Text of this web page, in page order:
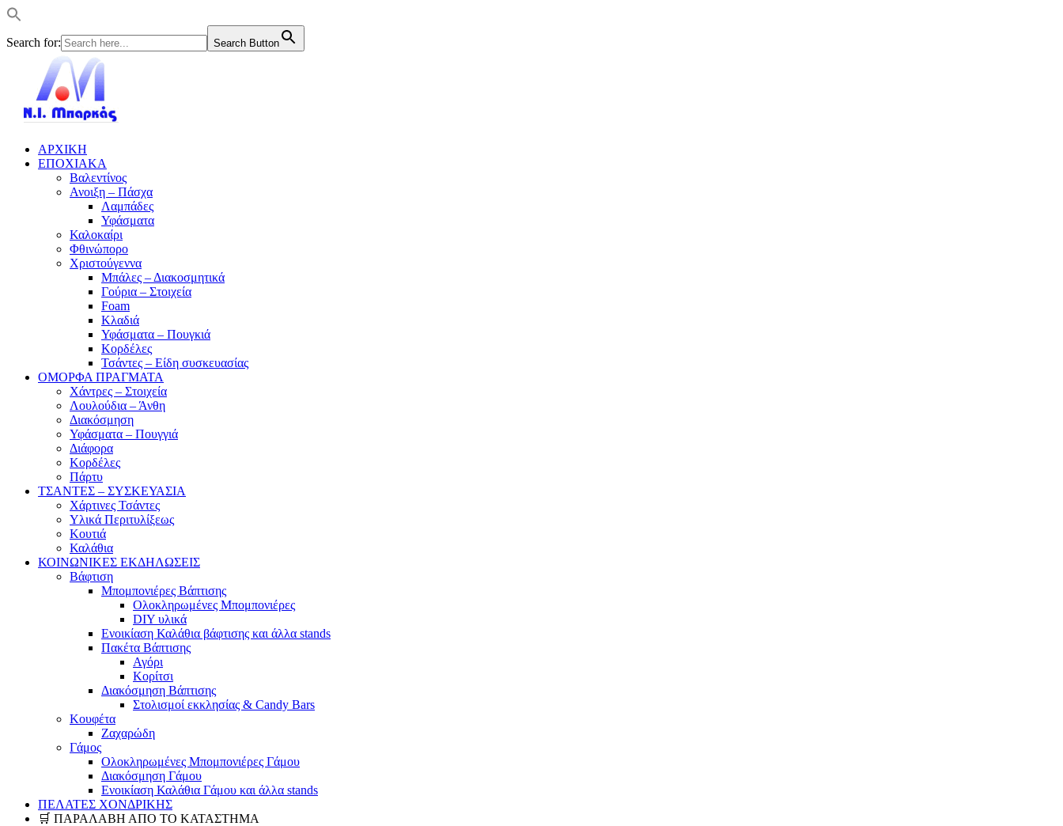
Search for: Search Button
ΑΡΧΙΚΗ
ΕΠΟΧΙΑΚΑ
Βαλεντίνος
Ανοιξη – Πάσχα
Λαμπάδες
Υφάσματα
Καλοκαίρι
Φθινώπορο
Χριστούγεννα
Μπάλες – Διακοσμητικά
Γούρια – Στοιχεία
Foam
Κλαδιά
Υφάσματα – Πουγκιά
Κορδέλες
Τσάντες – Είδη συσκευασίας
ΟΜΟΡΦΑ ΠΡΑΓΜΑΤΑ
Χάντρες – Στοιχεία
Λουλούδια – Άνθη
Διακόσμηση
Υφάσματα – Πουγγιά
Διάφορα
Κορδέλες
Πάρτυ
ΤΣΑΝΤΕΣ – ΣΥΣΚΕΥΑΣΙΑ
Χάρτινες Τσάντες
Υλικά Περιτυλίξεως
Κουτιά
Καλάθια
ΚΟΙΝΩΝΙΚΕΣ ΕΚΔΗΛΩΣΕΙΣ
Βάφτιση
Μπομπονιέρες Βάπτισης
Ολοκληρωμένες Μπομπονιέρες
DIY υλικά
Ενοικίαση Καλάθια βάφτισης και άλλα stands
Πακέτα Βάπτισης
Αγόρι
Κορίτσι
Διακόσμηση Βάπτισης
Στολισμοί εκκλησίας & Candy Bars
Κουφέτα
Ζαχαρώδη
Γάμος
Ολοκληρωμένες Μπομπονιέρες Γάμου
Διακόσμηση Γάμου
Ενοικίαση Καλάθια Γάμου και άλλα stands
ΠΕΛΑΤΕΣ ΧΟΝΔΡΙΚΗΣ
🛒 ΠΑΡΑΛΑΒΗ ΑΠΟ ΤΟ ΚΑΤΑΣΤΗΜΑ